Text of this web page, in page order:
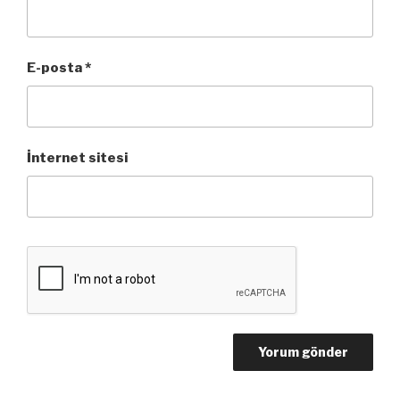
E-posta*
İnternet sitesi